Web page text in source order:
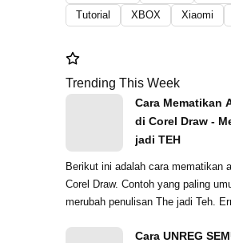
Tutorial
XBOX Xiaomi
Trending This Week
Cara Mematikan
di Corel Draw -
jadi TEH
Berikut ini adalah cara mematikan
Corel Draw. Contoh yang paling
merubah penulisan The jadi Teh.
Cara UNREG